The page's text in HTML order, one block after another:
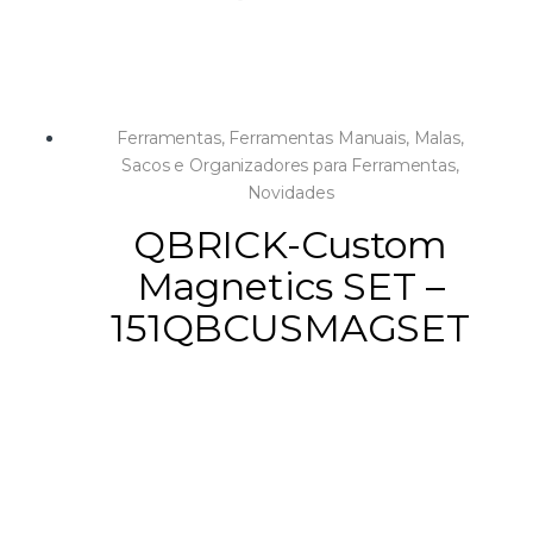
Ferramentas, Ferramentas Manuais, Malas,
Sacos e Organizadores para Ferramentas,
Novidades
QBRICK-Custom
Magnetics SET –
151QBCUSMAGSET